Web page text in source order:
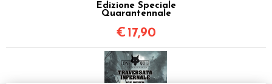
Edizione Speciale
Quarantennale
€ 17,90